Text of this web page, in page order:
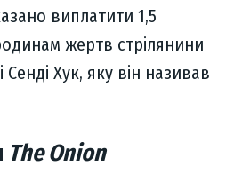
виплатити 1,5
жертв стрілянини
Хук, яку він називав
The Onion